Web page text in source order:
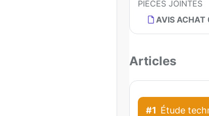
PIÈCES JOINTES
AVIS
Articles
#1 Étude